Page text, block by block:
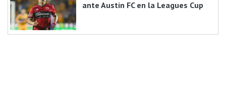
ante Austin FC en la Leagues Cup